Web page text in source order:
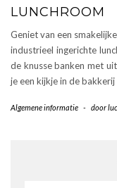
LUNCHROOM
Geniet van een
industrieel ingerichte
de knusse banken met
je een kijkje in de
Algemene informatie - door